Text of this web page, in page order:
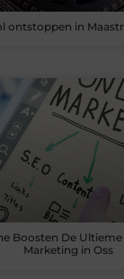
ontstoppen in
Boosten De
Marketing in Oss